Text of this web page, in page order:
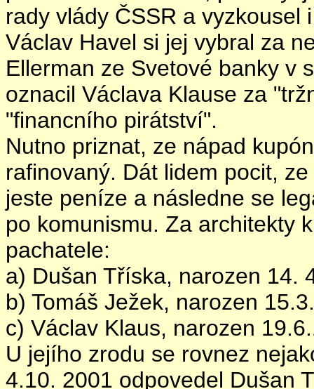
rady vlády ČSSR a vyzkousel
Václav Havel si jej vybral za
Ellerman ze Svetové banky v
oznacil Václava Klause za
"financního pirátství".
Nutno priznat, ze nápad
rafinovaný. Dát lidem pocit,
jeste peníze a následne se
po komunismu. Za architekty
pachatele:
a) Dušan Tříska, narozen 14.
b) Tomáš Ježek, narozen
c) Václav Klaus, narozen
U jejího zrodu se rovnez
4.10. 2001 odpovedel Dušan